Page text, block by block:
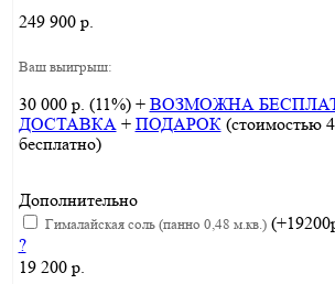
249 900 р.
Ваш выигрыш:
30 000 р. (11%) + ВОЗМОЖНА
ДОСТАВКА+ ПОДАРОК(стоимостью
бесплатно)
Дополнительно
Гималайская соль (панно 0,48 м.кв.)
?
19 200 р.